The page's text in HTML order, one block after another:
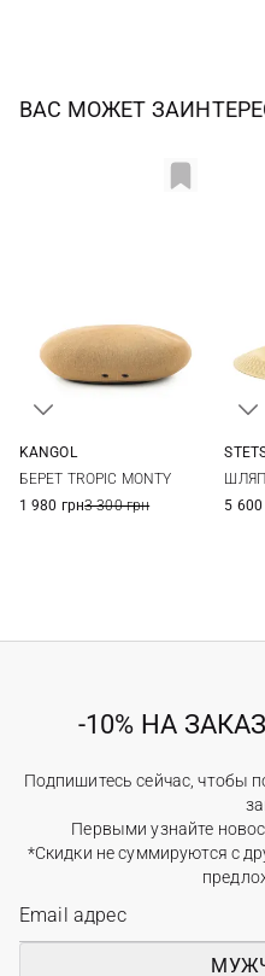
ВАС МОЖЕТ
KANGOL
БЕРЕТ TROPIC MONTY
1 980 грн3 300 грн
5 600
-10% НА
Подпишитесь сейчас, чтобы
Первыми узнайте
*Скидки не суммируются с